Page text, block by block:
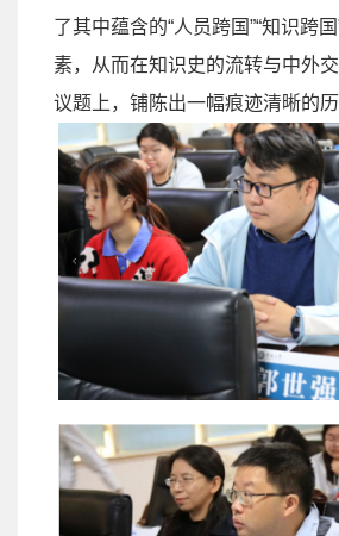
了其中蕴含的“人员跨国”“知识跨国
素，从而在知识史的流转与中外
议题上，铺陈出一幅痕迹清晰的